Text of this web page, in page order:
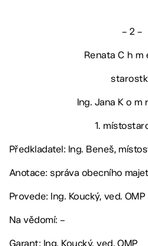
– 2 –
Renata C h m
Ing. Jana K o m
1.
Předkladatel: Ing. Beneš,
Anotace: správa obecního
Provede: Ing. Koucký, ved. OMP
Na vědomí: –
Garant: Ing. Koucký, ved. OMP